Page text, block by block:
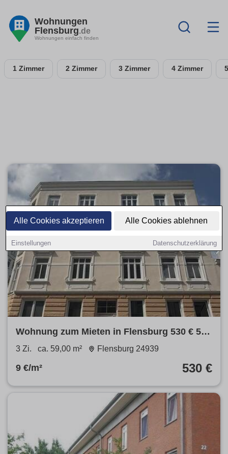
Alle Cookies akzeptieren Alle Cookies ablehnen
Einstellungen Datenschutzerklärung
Wohnungen
Flensburg.de
Wohnungen einfach finden
1 Zimmer 2 Zimmer 3 Zimmer 4 Zimmer
Wohnung zum Mieten in Flensburg 530 € 59
m²
3 Zi. ca. 59,00 m² Flensburg 24939
9 €/m² 530 €